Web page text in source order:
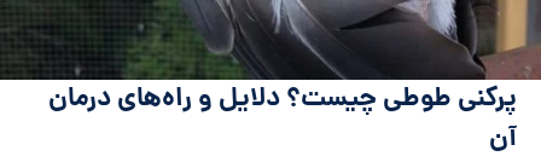
پر‌کنی طوطی چیست؟ دلایل و راه‌های درمان
آن